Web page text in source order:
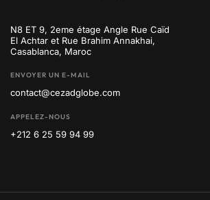
N8 ET 9, 2eme étage Angle Rue Caïd
El Achtar et Rue Brahim Annakhai,
Casablanca, Maroc
ENVOYER UN E-MAIL
contact@cezadglobe.com
APPELEZ-NOUS
+212 6 25 59 94 99